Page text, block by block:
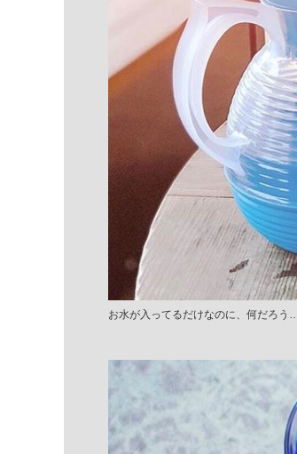
お水が入ってるだけなのに、何だろ